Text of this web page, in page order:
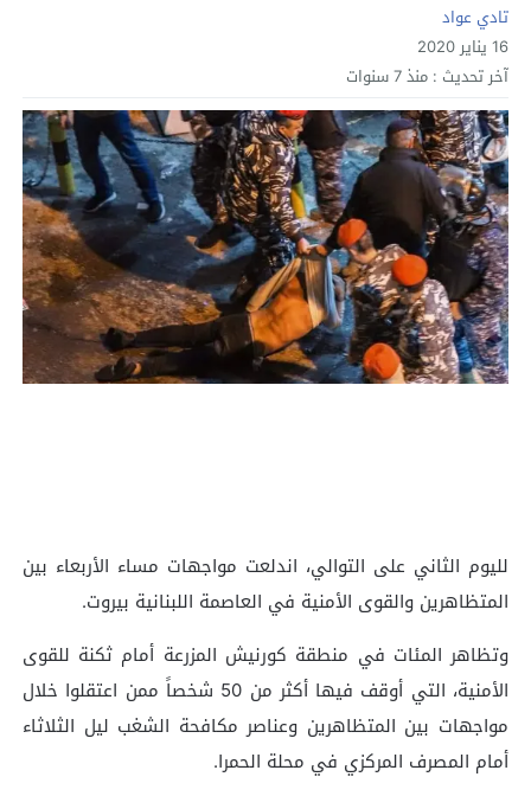
تادي عواد
16 يناير 2020
آخر تحديث : منذ 7 سنوات
لليوم الثاني على التوالي، اندلعت مواجهات مساء الأربعاء بين
المتظاهرين والقوى الأمنية في العاصمة اللبنانية بيروت.
وتظاهر المئات في منطقة كورنيش المزرعة أمام ثكنة للقوى
الأمنية، التي أوقف فيها أكثر من 50 شخصاً ممن اعتقلوا خلال
مواجهات بين المتظاهرين وعناصر مكافحة الشغب ليل الثلاثاء
أمام المصرف المركزي في محلة الحمرا.